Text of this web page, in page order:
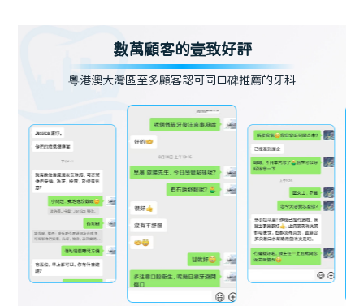
數萬顧客的壹致好評
粵港澳大灣區至多顧客認可同口碑推薦的牙科